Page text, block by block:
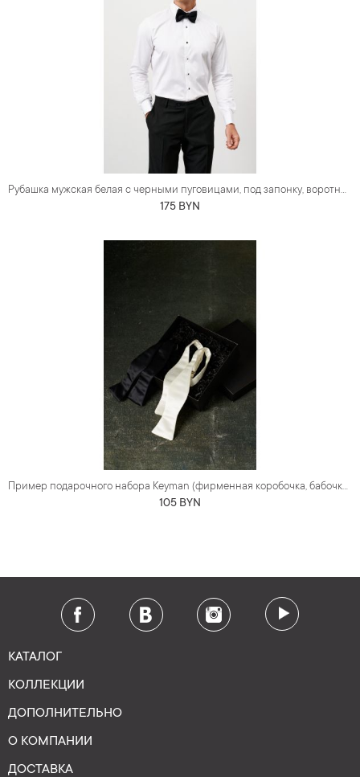
Рубашка мужская белая с черными пуговицами, под запонку, воротник под бабочку
175 BYN
Пример подарочного набора Keyman (фирменная коробочка, бабочка под смокинг)
105 BYN
КАТАЛОГ
КОЛЛЕКЦИИ
ДОПОЛНИТЕЛЬНО
О КОМПАНИИ
ДОСТАВКА